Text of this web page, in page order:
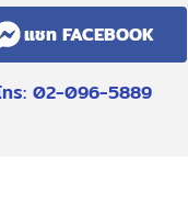
แชท FACEBOOK
ทร: 02-096-5889